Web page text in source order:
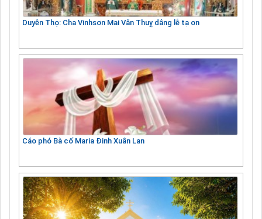
Duyên Thọ: Cha Vinhsơn Mai Văn Thuỵ dâng lễ tạ ơn
Cáo phó Bà cố Maria Đinh Xuân Lan